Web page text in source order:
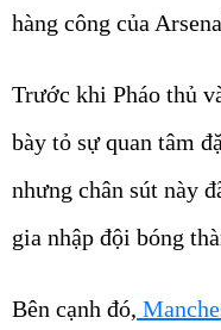
hàng công của
Trước khi Pháo thủ
bày tỏ sự quan tâm
nhưng chân sút này
gia nhập đội bóng
Bên cạnh đó,